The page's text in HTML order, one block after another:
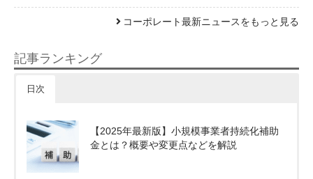
コーポレート最新ニュースをもっと見る
記事ランキング
日次
【2025年最新版】小規模事業者持続化補助
金とは？概要や変更点などを解説